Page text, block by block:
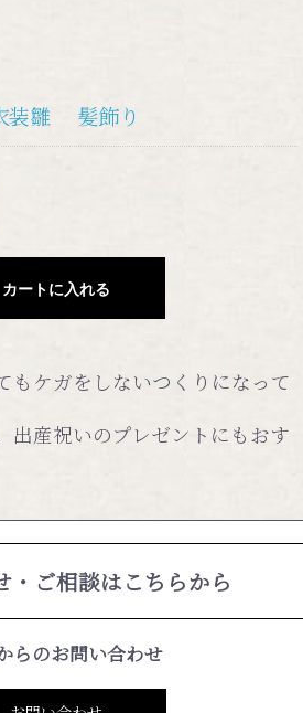
装雛 髪飾り
カートに入れる
もケガをしないつくりになって
出産祝いのプレゼントにもおす
・ご相談はこちらから
らのお問い合わせ